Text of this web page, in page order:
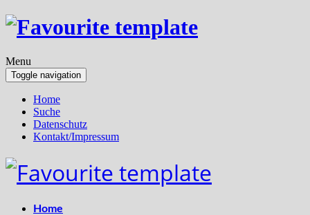
Menu
Toggle navigation
Home
Suche
Datenschutz
Kontakt/Impressum
Home